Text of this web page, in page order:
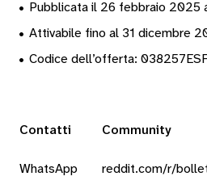
• Pubblicata il 26 febbraio 2025
• Attivabile fino al 31 dicembre
• Codice dell’offerta:
Contatti
WhatsApp
Community
reddit.com/r/